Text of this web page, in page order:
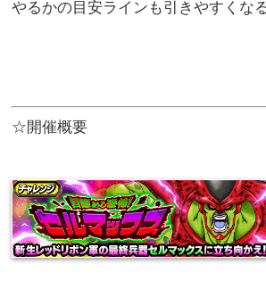
やるかの目安ラインも引きやすくな
☆開催概要